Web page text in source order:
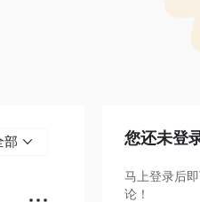
部 您还未登
马上登录后
论！